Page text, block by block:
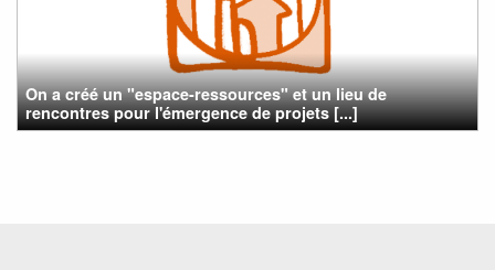
On a créé un "espace-ressources" et un lieu de
rencontres pour l'émergence de projets [...]